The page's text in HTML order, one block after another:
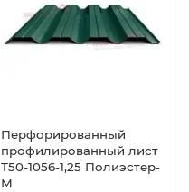
Перфорированный
профилированный лист
Т50-1056-1,25 Полиэстер-
М